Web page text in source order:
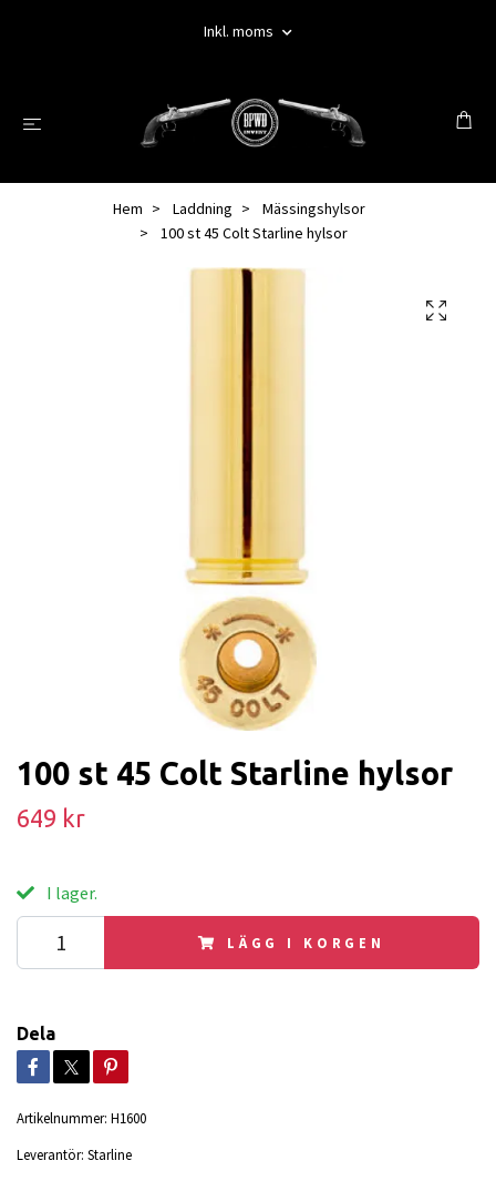
Inkl. moms
Hem Laddning
Mässingshylsor
100 st 45 Colt Starline hylsor
100 st 45 Colt Starline hylsor
649 kr
I lager.
LÄGG I KORGEN
Dela
Artikelnummer: H1600
Leverantör: Starline